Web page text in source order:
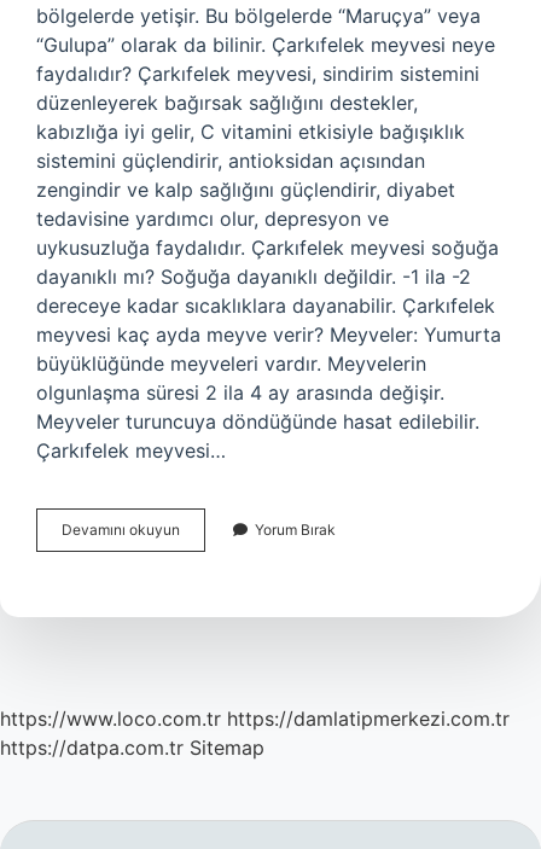
bölgelerde yetişir. Bu bölgelerde “Maruçya” veya
“Gulupa” olarak da bilinir. Çarkıfelek meyvesi neye
faydalıdır? Çarkıfelek meyvesi, sindirim sistemini
düzenleyerek bağırsak sağlığını destekler,
kabızlığa iyi gelir, C vitamini etkisiyle bağışıklık
sistemini güçlendirir, antioksidan açısından
zengindir ve kalp sağlığını güçlendirir, diyabet
tedavisine yardımcı olur, depresyon ve
uykusuzluğa faydalıdır. Çarkıfelek meyvesi soğuğa
dayanıklı mı? Soğuğa dayanıklı değildir. -1 ila -2
dereceye kadar sıcaklıklara dayanabilir. Çarkıfelek
meyvesi kaç ayda meyve verir? Meyveler: Yumurta
büyüklüğünde meyveleri vardır. Meyvelerin
olgunlaşma süresi 2 ila 4 ay arasında değişir.
Meyveler turuncuya döndüğünde hasat edilebilir.
Çarkıfelek meyvesi…
Devamını okuyun Çarkıfelek
Meyvesi
Yetişir
Yorum Bırak
https://www.loco.com.tr https://damlatipmerkezi.com.tr
https://datpa.com.tr Sitemap